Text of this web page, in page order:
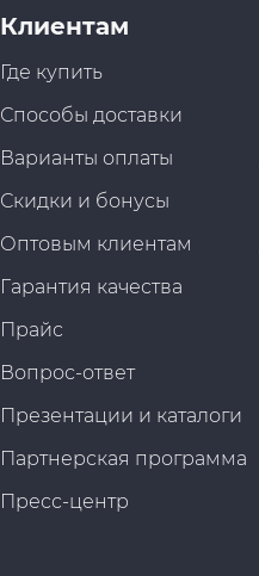
Клиентам
Где купить
Способы доставки
Варианты оплаты
Скидки и бонусы
Оптовым клиентам
Гарантия качества
Прайс
Вопрос-ответ
Презентации и каталоги
Партнерская программа
Пресс-центр